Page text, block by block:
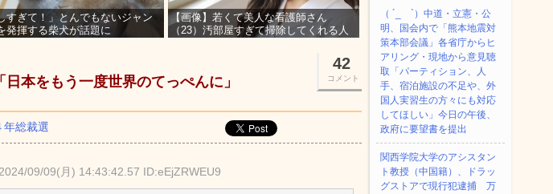
すぎて！」とんでもないジャン
発揮する柴犬が話題に
【画像】若くて美人な看護師さん
（23）汚部屋すぎて掃除してくれる人
42
コメント
本をもう一度世界のてっぺんに」
年総裁選
2024/09/09(月) 14:43:42.57 ID:eEjZRWEU9
（ ´_ゝ`）中道・立憲・公
明、国会内で「熊本地震対
策本部会議」各省庁からヒ
アリング・現地から意見聴
取「パーティション、人
手、宿泊施設の不足や、外
国人実習生の方々にも対応
してほしい」今日の午後、
政府に要望書を提出
関西学院大学のアシスタン
ト教授（中国籍）、ドラッ
グストアで現行犯逮捕 万